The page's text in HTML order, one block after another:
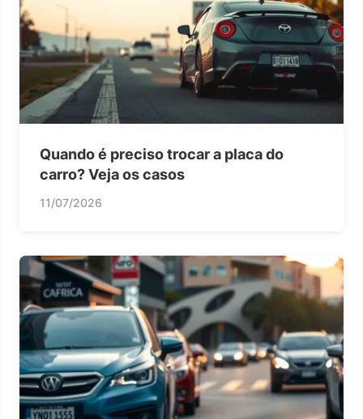
Quando é preciso trocar a placa do
carro? Veja os casos
11/07/2026